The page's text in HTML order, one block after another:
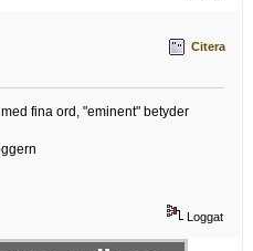
Citera
fina ord, "eminent" betyder
Loggat